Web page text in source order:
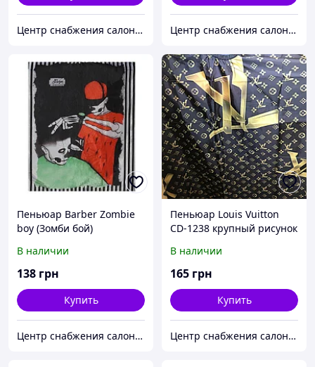
Центр снабжения салонов красоты DenIC Центр снабжения салонов красоты DenIC
Пеньюар Barber Zombie
boy (Зомби бой)
В наличии
138 грн
Купить
Центр снабжения салонов красоты DenIC
Пеньюар Louis Vuitton
CD-1238 крупный рисунок
В наличии
165 грн
Купить
Центр снабжения салонов красоты DenIC